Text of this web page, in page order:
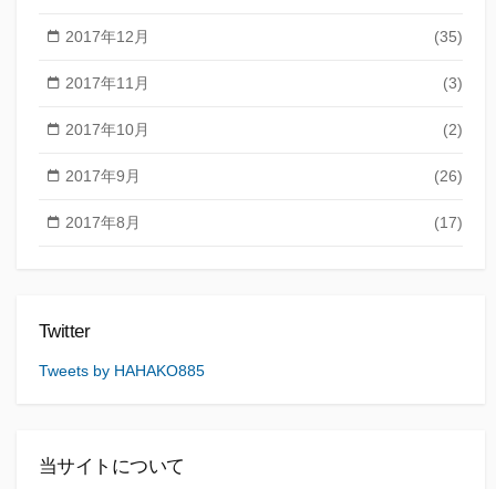
2017年12月 (35)
2017年11月 (3)
2017年10月 (2)
2017年9月 (26)
2017年8月 (17)
Twitter
Tweets by HAHAKO885
当サイトについて